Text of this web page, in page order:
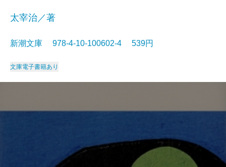
太宰治／著
新潮文庫 978-4-10-100602-4 539円
文庫電子書籍あり